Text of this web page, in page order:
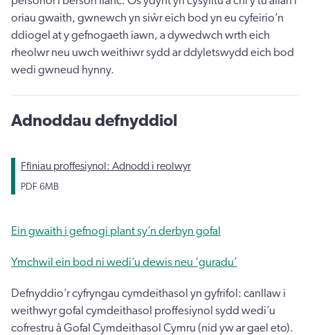
oriau gwaith, gwnewch yn siŵr eich bod yn eu cyfeirio’n
ddiogel at y gefnogaeth iawn, a dywedwch wrth eich
rheolwr neu uwch weithiwr sydd ar ddyletswydd eich bod
wedi gwneud hynny.
Adnoddau defnyddiol
Ffiniau proffesiynol: Adnodd i reolwyr
PDF 6MB
Ein gwaith i gefnogi plant sy’n derbyn gofal
Ymchwil ein bod ni wedi’u dewis neu ‘guradu’
Defnyddio’r cyfryngau cymdeithasol yn gyfrifol: canllaw i
weithwyr gofal cymdeithasol proffesiynol sydd wedi’u
cofrestru â Gofal Cymdeithasol Cymru (nid yw ar gael eto).